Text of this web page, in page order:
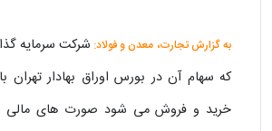
به گزارش تجارت، معدن و فولاد: شرکت سرمایه
که سهام آن در بورس اوراق بهادار تهران